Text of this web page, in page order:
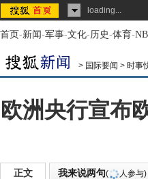
loading...
首页-新闻-军事-文化-历史-体育-
> 国际要闻 > 时事
欧洲央行宣布
正文 我来说两句( 人参与)